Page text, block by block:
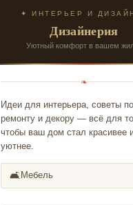
✦ ИНТЕРЬЕР И
Дизайнерия
Уютный комфорт в вашем
❧
Идеи для интерьера, советы по
ремонту и декору — всё для
чтобы ваш дом стал красивее
уютнее.
🛋️ Мебель